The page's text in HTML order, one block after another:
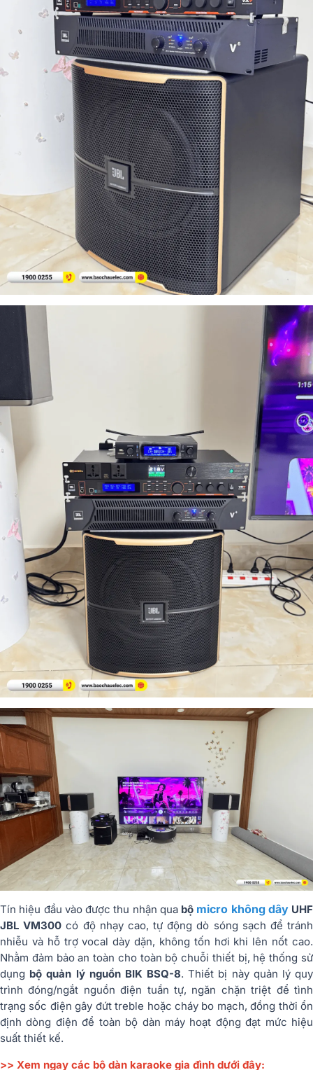
Tín hiệu đầu vào được thu nhận qua bộ micro không dâyUHF
JBL VM300 có độ nhạy cao, tự động dò sóng sạch để tránh
nhiễu và hỗ trợ vocal dày dặn, không tốn hơi khi lên nốt cao.
Nhằm đảm bảo an toàn cho toàn bộ chuỗi thiết bị, hệ thống sử
dụng bộ quản lý nguồn BIK BSQ-8. Thiết bị này quản lý quy
trình đóng/ngắt nguồn điện tuần tự, ngăn chặn triệt để tình
trạng sốc điện gây đứt treble hoặc cháy bo mạch, đồng thời ổn
định dòng điện để toàn bộ dàn máy hoạt động đạt mức hiệu
suất thiết kế.
>> Xem ngay các bộ dàn karaoke gia đình dưới đây: